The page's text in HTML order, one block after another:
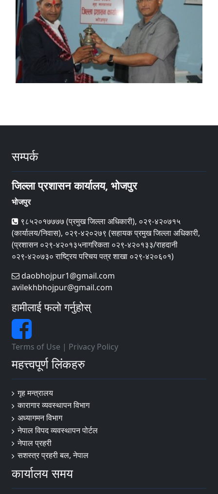
सम्पर्क
जिल्ला प्रशासन कार्यालय, भोजपुर
भोजपुर
९८५२०१७७७७ (प्रमुख जिल्ला अधिकारी), ०२९-४२०७१५
(कार्यालय/निवास), ०२९-४२०२७९ (सहायक प्रमुख जिल्ला अधिकारी,
(प्रशासन ०२९-४२०१३५नागरिकता ०२९-४२०१३३/राहदानी
०२९-४२०७३० राष्ट्रिय परिचय पत्र शाखा ०२९-४२०६०१)
daobhojpur1@gmail.com
avilekhbhojpur@gmail.com
हामीलाई फलो गर्नुहोस्
Terms of Use | Privacy Policy
महत्त्वपूर्ण लिंकहरु
गृह मन्त्रालय
कारागार व्यवस्थापन विभाग
अध्यागमन विभाग
नेपाल विपद व्यवस्थापन पोर्टल
नेपाल प्रहरी
सशस्त्र प्रहरी बल, नेपाल
कार्यालय समय